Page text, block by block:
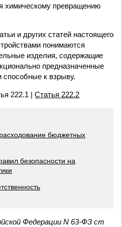
химическому превращению
и других статей настоящего
понимаются
изделия, содержащие
предназначенные
способные к взрыву.
222.1 |Статья 222.2
бюджетных
безопасности на
Федерации N 63-ФЗ ст